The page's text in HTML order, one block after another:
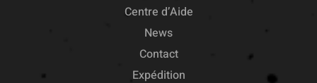
Centre d’Aide
News
Contact
Expédition